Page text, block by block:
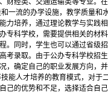
财经类、交通运输类等专业。
一流的办学设施，教学质量
力培养，通过理论教学与实践
专科学校，需要提供相关的
。同时，学生也可以通过省级
考录取。由于公办专科学校招
，确定自己的职业发展方向，
能人才培养的教育模式，对
己的优势和不足，选择适合自